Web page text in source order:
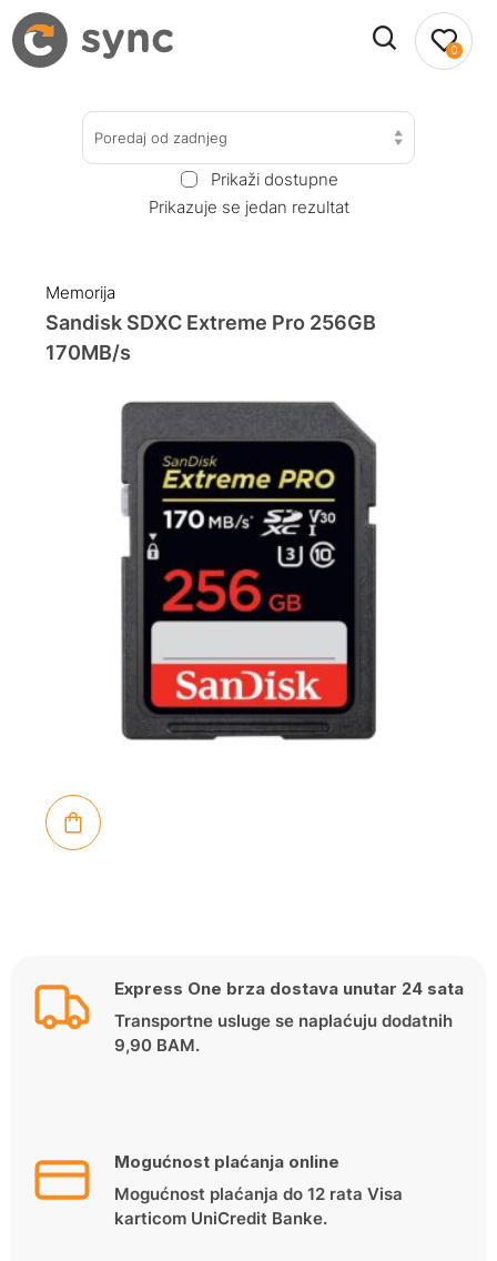
0
Poredaj od zadnjeg
Prikaži dostupne
Prikazuje se jedan rezultat
Memorija
Sandisk SDXC Extreme Pro 256GB
170MB/s
Express One brza dostava unutar 24 sata
Transportne usluge se naplaćuju dodatnih
9,90 BAM.
Mogućnost plaćanja online
Mogućnost plaćanja do 12 rata Visa
karticom UniCredit Banke.